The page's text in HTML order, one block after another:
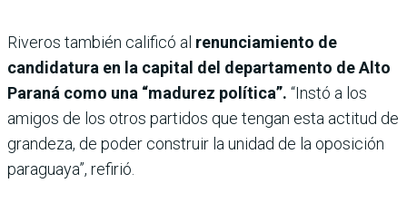
Riveros también calificó al renunciamiento de
candidatura en la capital del departamento de Alto
Paraná como una “madurez política”. “Instó a los
amigos de los otros partidos que tengan esta actitud de
grandeza, de poder construir la unidad de la oposición
paraguaya”, refirió.